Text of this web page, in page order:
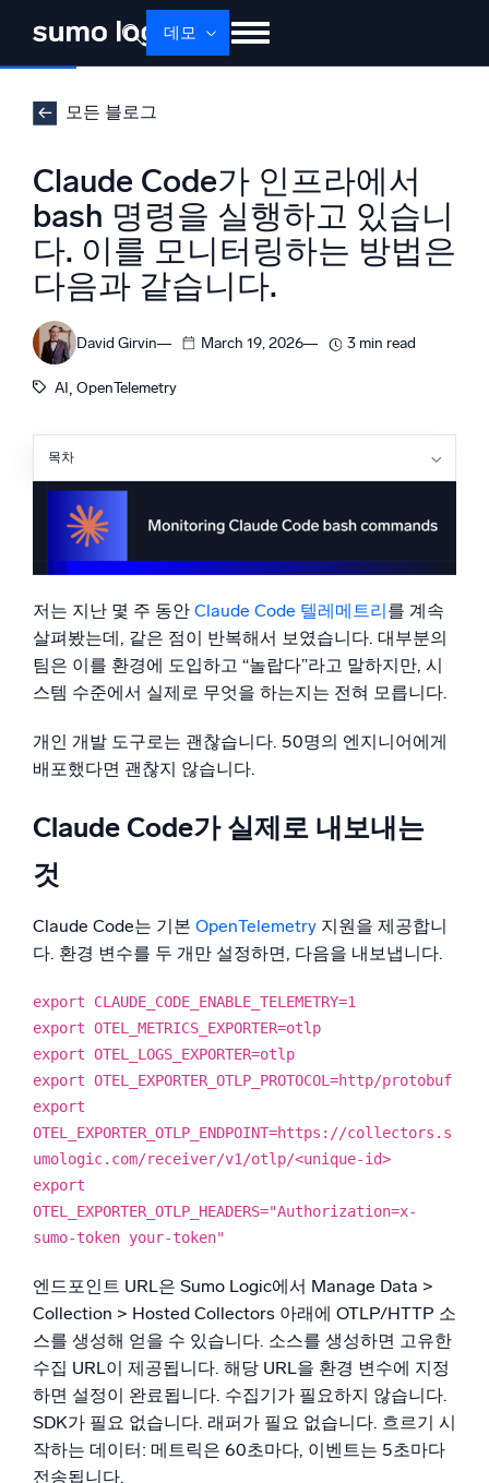
데모
제품 솔루션
Dojo AI 새로움
멀티에이전트 AI 플랫폼
플랫폼
모니터링, 문제 해결, 자동화 및 방어
AI/ML 기반
독자 알고리즘, 머신러닝 및 생성형 AI
지능형 보안 운영
위협을 더 빠르게 발견하고 더 똑똑하게 대응
보안을 위한 로그
강력한 로그 가시성으로 클라우드 보안 강화
동적 가시성
강력한 통합
모든 블로그
Claude Code가 인프라에서
bash 명령을 실행하고 있습니
다. 이를 모니터링하는 방법은
다음과 같습니다.
David Girvin March 19, 2026 3 min read
AI, OpenTelemetry
목차
메트릭은 지루한 부분이지만(그래도 필요합니다)
이벤트가 흥미로운 부분입니다
아무도 보고 있지 않은 필드
전사 확산 전에 반드시 챙겨야 할 한 가지
마무리 생각
저는 지난 몇 주 동안 Claude Code 텔레메트리를 계속
살펴봤는데, 같은 점이 반복해서 보였습니다. 대부분의
팀은 이를 환경에 도입하고 “놀랍다”라고 말하지만, 시
스템 수준에서 실제로 무엇을 하는지는 전혀 모릅니다.
개인 개발 도구로는 괜찮습니다. 50명의 엔지니어에게
배포했다면 괜찮지 않습니다.
Claude Code가 실제로 내보내는
것
Claude Code는 기본 OpenTelemetry 지원을 제공합니
다. 환경 변수를 두 개만 설정하면, 다음을 내보냅니다.
export CLAUDE_CODE_ENABLE_TELEMETRY=1
export OTEL_METRICS_EXPORTER=otlp
export OTEL_LOGS_EXPORTER=otlp
export OTEL_EXPORTER_OTLP_PROTOCOL=http/protobuf
export
OTEL_EXPORTER_OTLP_ENDPOINT=https://collectors.s
umologic.com/receiver/v1/otlp/<unique-id>
export
OTEL_EXPORTER_OTLP_HEADERS="Authorization=x-
sumo-token your-token"
엔드포인트 URL은 Sumo Logic에서 Manage Data >
Collection > Hosted Collectors 아래에 OTLP/HTTP 소
스를 생성해 얻을 수 있습니다. 소스를 생성하면 고유한
수집 URL이 제공됩니다. 해당 URL을 환경 변수에 지정
하면 설정이 완료됩니다. 수집기가 필요하지 않습니다.
SDK가 필요 없습니다. 래퍼가 필요 없습니다. 흐르기 시
작하는 데이터: 메트릭은 60초마다, 이벤트는 5초마다
전송됩니다.